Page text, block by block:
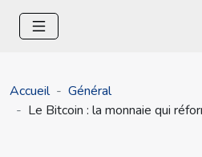
Accueil
Général
Le Bitcoin : la monnaie qui